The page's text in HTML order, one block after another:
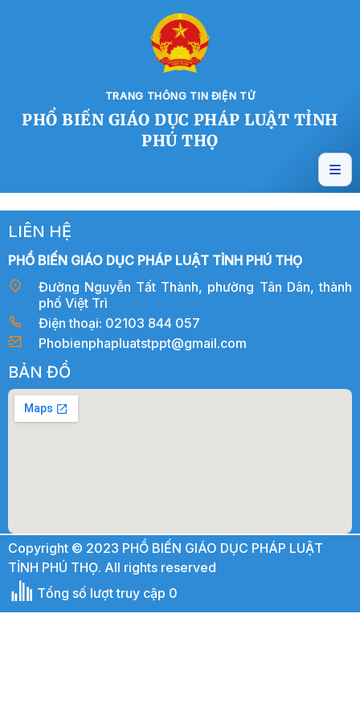
TRANG THÔNG TIN ĐIỆN TỬ
PHỔ BIẾN GIÁO DỤC PHÁP LUẬT TỈNH
PHÚ THỌ
LIÊN HỆ
PHỔ BIẾN GIÁO DỤC PHÁP LUẬT TỈNH PHÚ THỌ
Đường Nguyễn Tất Thành, phường Tân Dân, thành
phố Việt Trì
Điện thoại: 02103 844 057
Phobienphapluatstppt@gmail.com
BẢN ĐỒ
Copyright © 2023 PHỔ BIẾN GIÁO DỤC PHÁP LUẬT
TỈNH PHÚ THỌ. All rights reserved
Tổng số lượt truy cập 0